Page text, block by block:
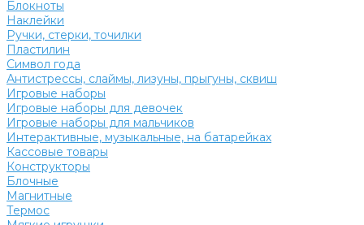
Блокноты
Наклейки
Ручки, стерки, точилки
Пластилин
Символ года
Антистрессы, слаймы, лизуны, прыгуны, сквиш
Игровые наборы
Игровые наборы для девочек
Игровые наборы для мальчиков
Интерактивные, музыкальные, на батарейках
Кассовые товары
Конструкторы
Блочные
Магнитные
Термос